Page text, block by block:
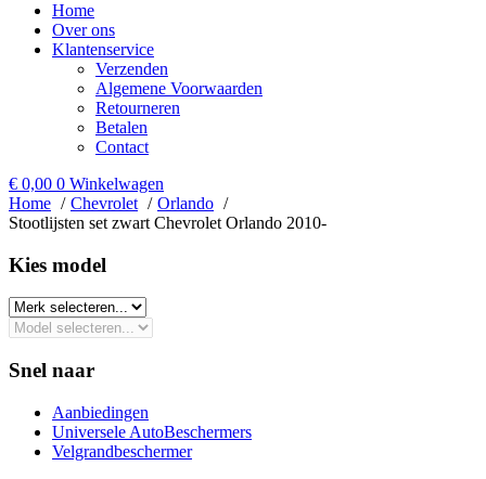
Home
Over ons
Klantenservice
Verzenden
Algemene Voorwaarden
Retourneren
Betalen
Contact
€ 0,00 0 Winkelwagen
Home
Chevrolet
Orlando
Stootlijsten set zwart Chevrolet Orlando 2010-
Kies model​
Snel naar
Aanbiedingen
Universele AutoBeschermers
Velgrandbeschermer